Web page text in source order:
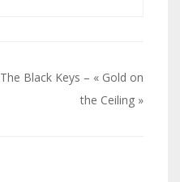
The Black Keys – « Gold on
the Ceiling »